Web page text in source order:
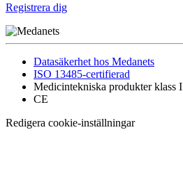
Registrera dig
Datasäkerhet hos Medanets
ISO 13485-certifierad
Medicintekniska produkter klass I
CE
Redigera cookie-inställningar